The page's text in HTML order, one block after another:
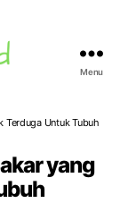
Menu
Terduga Untuk Tubuh
yang